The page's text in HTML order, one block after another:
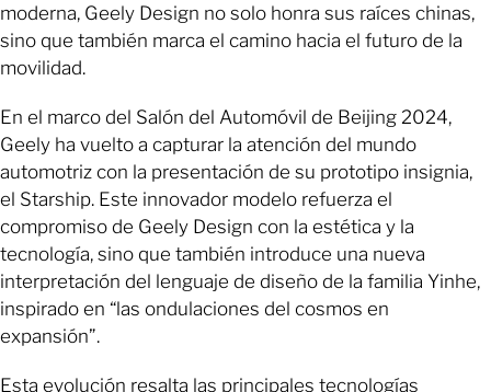
moderna, Geely Design no solo honra sus raíces chinas,
sino que también marca el camino hacia el futuro de la
movilidad.
En el marco del Salón del Automóvil de Beijing 2024,
Geely ha vuelto a capturar la atención del mundo
automotriz con la presentación de su prototipo insignia,
el Starship. Este innovador modelo refuerza el
compromiso de Geely Design con la estética y la
tecnología, sino que también introduce una nueva
interpretación del lenguaje de diseño de la familia Yinhe,
inspirado en “las ondulaciones del cosmos en
expansión”.
Esta evolución resalta las principales tecnologías